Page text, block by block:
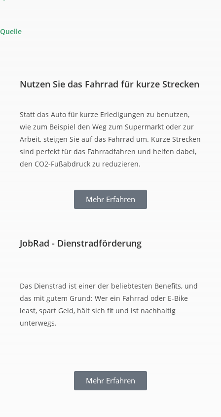
Quelle
Nutzen Sie das Fahrrad für kurze Strecken
Statt das Auto für kurze Erledigungen zu benutzen,
wie zum Beispiel den Weg zum Supermarkt oder zur
Arbeit, steigen Sie auf das Fahrrad um. Kurze Strecken
sind perfekt für das Fahrradfahren und helfen dabei,
den CO2-Fußabdruck zu reduzieren.
Mehr Erfahren
JobRad - Dienstrad­förderung
Das Dienstrad ist einer der beliebtesten Benefits, und
das mit gutem Grund: Wer ein Fahrrad oder E-Bike
least, spart Geld, hält sich fit und ist nachhaltig
unterwegs.
Mehr Erfahren